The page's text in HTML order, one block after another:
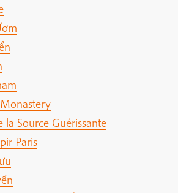
la Source Guérissante
Paris